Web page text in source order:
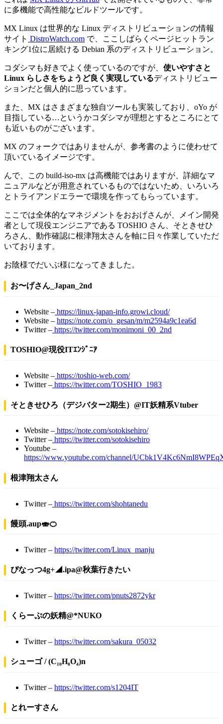
に多機能で高性能なビルドツールです。
MX Linux は世界的な Linux ディストリビューションの情報
サイト DistroWatch.com で、ここしばらくページヒットラン
キング1位に居続ける Debian 系のディストリビューション。
コダシマも好きでよく使っているのですが、 使いやすさと
Linux らしさをちょうど良く実現しているディストリビュー
ションだと個人的に思っています。
また、MX はさまざまな独自ツールも実装しており、oYo が
目指している…というかコダシマが理想とするところにとて
も近いものがございます。
MX のフォークではありませんが、参考書のように使わせて
頂いているイメージです。
んで、この build-iso-mx は高機能ではありますが、詳細なマ
ニュアルなどが用意されているものではないため、いろいろ
とトライアンドエラーで環境を作ってもらっています。
ここでは全体的なマネジメントをおおげさんが、メイン開発
者として現役エンジニアである TOSHIO さん、そときせひ
ろさん、動作確認に根津翔太さんを軸に日々作業していただ
いております。
お陰様でだいぶ様になってきました。
お〜げさん_Japan_2nd
Website – https://linux-japan-info.growi.cloud/
Website – https://note.com/o_gesan/m/m2594a9c1ea6d
Twitter – https://twitter.com/monimoni_00_2nd
TOSHIO@現役ITｴﾝｼﾞﾆｱ
Website – https://toshio-web.com/
Twitter – https://twitter.com/TOSHIO_1983
そときせひろ（デジバター2期生）@IT妖精系Vtuber
Website – https://note.com/sotokisehiro/
Twitter – https://twitter.com/sotokisehiro
Youtube –
https://www.youtube.com/channel/
根津翔太さん
Twitter – https://twitter.com/shohtanedu
饅頭.aup🍣🍊
Twitter – https://twitter.com/Linux_manju
ぴなっつ4g+◢.ipa@秋葉行きたい
Twitter – https://twitter.com/pnuts2872ykr
くらーぷの妖精@*NUKO
Twitter – https://twitter.com/sakura_05032
シューゴ / (C₁₀H₈O₄)n
Twitter – https://twitter.com/s1204IT
とれーすさん